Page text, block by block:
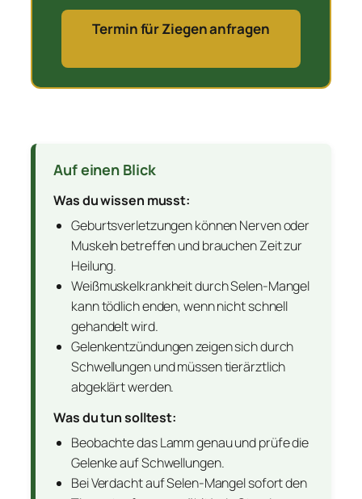
Termin für Ziegen anfragen
Auf einen Blick
Was du wissen musst:
Geburtsverletzungen können Nerven oder
Muskeln betreffen und brauchen Zeit zur
Heilung.
Weißmuskelkrankheit durch Selen-Mangel
kann tödlich enden, wenn nicht schnell
gehandelt wird.
Gelenkentzündungen zeigen sich durch
Schwellungen und müssen tierärztlich
abgeklärt werden.
Was du tun solltest:
Beobachte das Lamm genau und prüfe die
Gelenke auf Schwellungen.
Bei Verdacht auf Selen-Mangel sofort den